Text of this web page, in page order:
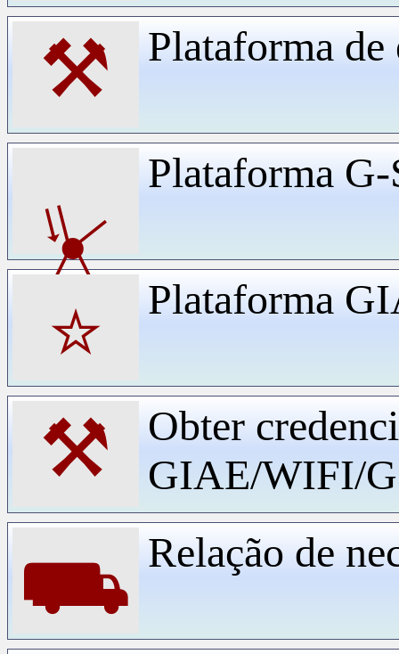
⚒ Plataforma
⏧
Plataforma
⭐ Plataforma
⚒
Obter
GIAE/WIFI/
⛟ Relação de